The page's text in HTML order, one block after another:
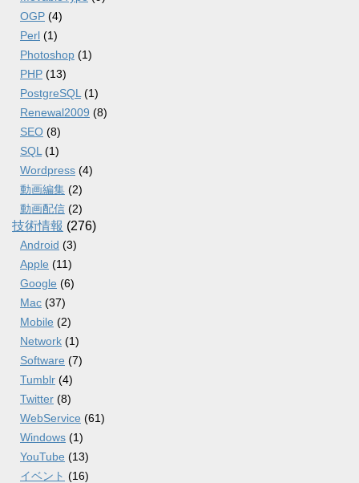
OGP (4)
Perl (1)
Photoshop (1)
PHP (13)
PostgreSQL (1)
Renewal2009 (8)
SEO (8)
SQL (1)
Wordpress (4)
動画編集 (2)
動画配信 (2)
技術情報 (276)
Android (3)
Apple (11)
Google (6)
Mac (37)
Mobile (2)
Network (1)
Software (7)
Tumblr (4)
Twitter (8)
WebService (61)
Windows (1)
YouTube (13)
イベント (16)